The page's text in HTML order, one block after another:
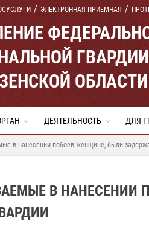
ЭЛЕКТРОННАЯ ПРИЕМНАЯ
ОБЛАСТИ
ДЕЯТЕЛЬНОСТЬ ДЛЯ
в нанесении побоев женщине, были
В НАНЕСЕНИИ